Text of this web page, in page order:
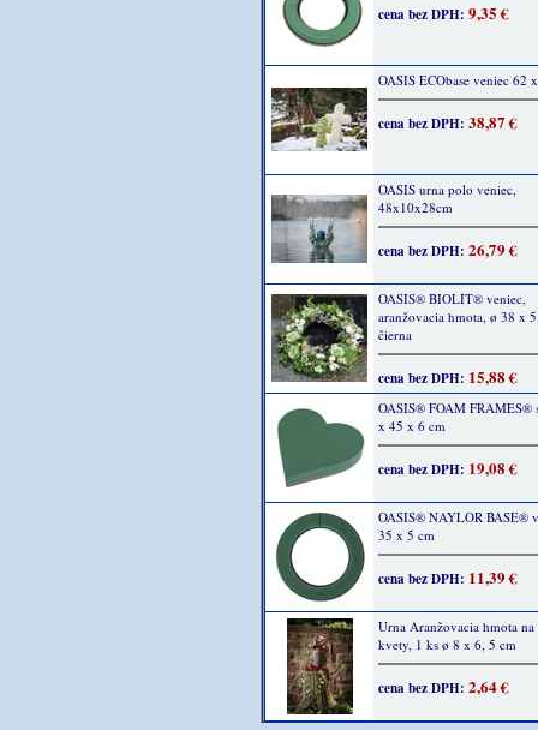
cena bez DPH: 9,35 €
OASIS ECObase veniec 62
cena bez DPH: 38,87 €
OASIS urna polo veniec,
48x10x28cm
cena bez DPH: 26,79 €
OASIS® BIOLIT® veniec,
aranžovacia hmota, ø 38 x
čierna
cena bez DPH: 15,88 €
OASIS® FOAM FRAMES®
x 45 x 6 cm
cena bez DPH: 19,08 €
OASIS® NAYLOR BASE®
35 x 5 cm
cena bez DPH: 11,39 €
Urna Aranžovacia hmota na
kvety, 1 ks ø 8 x 6, 5 cm
cena bez DPH: 2,64 €